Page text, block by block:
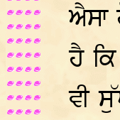
ਐਸਾ
ਹੈ
ਵੀ